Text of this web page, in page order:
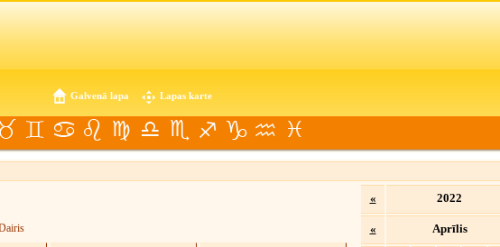
Galvenā lapa Lapas karte
« 2022
« Aprīlis